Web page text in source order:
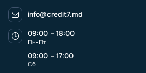
info@credit7.md
09:00 – 18:00
Пн-Пт
09:00 – 17:00
Сб